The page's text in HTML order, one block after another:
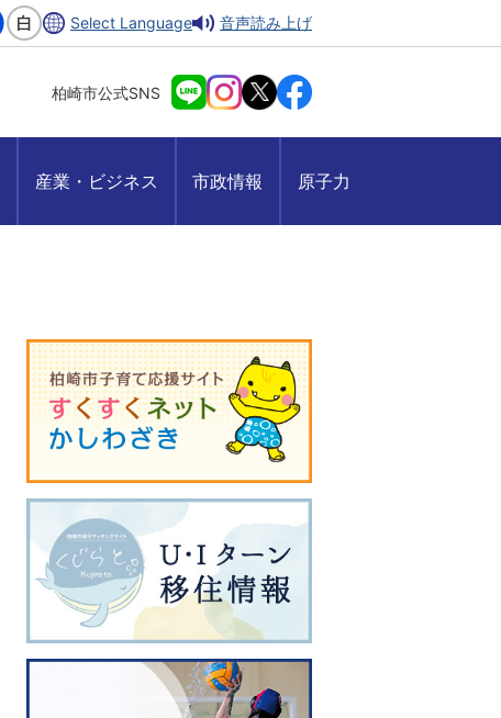
Select Language 音声読み上げ
柏崎市公式SNS
産業・ビジネス 市政情報 原子力